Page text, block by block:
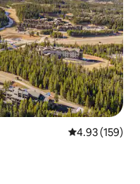
レビュー159
4.93 (159)